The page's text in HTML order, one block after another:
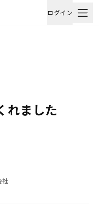
ログイン
れました
社